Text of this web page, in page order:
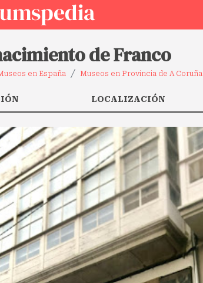
de Franco
en España Museos en Provincia de A Coruña
LOCALIZACIÓN